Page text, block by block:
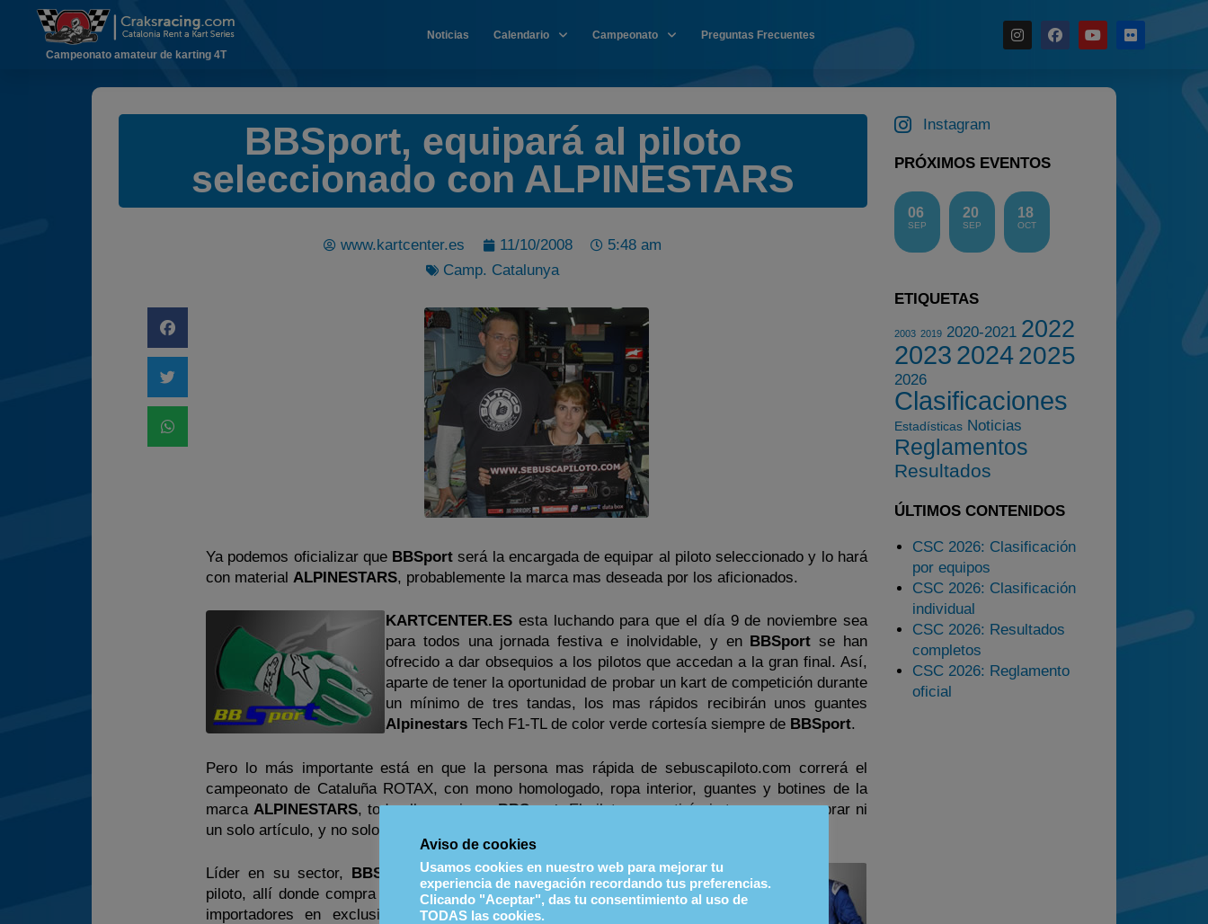
Campeonato
Temporada 2026
Campeonato amateur de karting 4T
Noticias Calendario Campeonato Preguntas Frecuentes
BBSport, equipará al piloto
seleccionado con ALPINESTARS
www.kartcenter.es 11/10/2008
5:48 am
Camp. Catalunya
Ya podemos oficializar que BBSport será la encargada de equipar al piloto seleccionado y lo hará
con material ALPINESTARS, probablemente la marca mas deseada por los aficionados.
KARTCENTER.ES esta luchando para que el día 9 de noviembre sea
para todos una jornada festiva e inolvidable, y en BBSport se han
ofrecido a dar obsequios a los pilotos que accedan a la gran final. Así,
aparte de tener la oportunidad de probar un kart de competición durante
un mínimo de tres tandas, los mas rápidos recibirán unos guantes
Alpinestars Tech F1-TL de color verde cortesía siempre de BBSport.
Pero lo más importante está en que la persona mas rápida de sebuscapiloto.com correrá el
campeonato de Cataluña ROTAX, con mono homologado, ropa interior, guantes y botines de la
marca ALPINESTARS, todo ello gracias aBBSport. El piloto competirá sin tener que comprar ni
un solo artículo, y no solo eso, sino que el material del que dispondrá será de primera línea.
Líder en su sector, BBSport
podríamos decir que es la tienda del
piloto, allí donde compra su equipamiento personal. Aparte de ser los
importadores en exclusiva de la marca Alpinestars en cuanto a
Instagram
PRÓXIMOS EVENTOS
06
SEP
20
SEP
18
OCT
ETIQUETAS
2003 2019 2020-2021 2022
2023 20242025
2026
Clasificaciones
Estadísticas Noticias
Reglamentos
Resultados
ÚLTIMOS CONTENIDOS
CSC 2026: Clasificación
por equipos
CSC 2026: Clasificación
individual
CSC 2026: Resultados
completos
CSC 2026: Reglamento
oficial
Aviso de cookies
Usamos cookies en nuestro web para mejorar tu
experiencia de navegación recordando tus preferencias.
Clicando "Aceptar", das tu consentimiento al uso de
TODAS las cookies.